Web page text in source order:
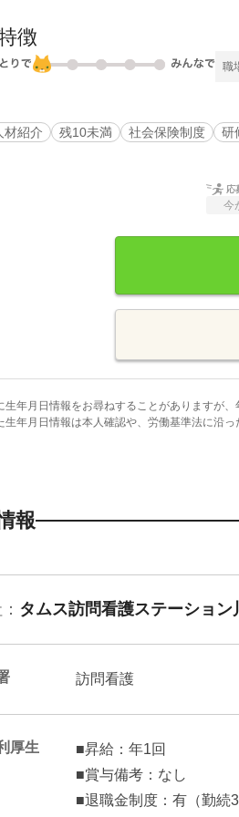
徴
職
材紹介 残10未満 社会保険制度 研
応
今
生年月日情報をお尋ねすることがありますが
生年月日情報は本人確認や、労働基準法に沿っ
報
タムス訪問看護ステーション
訪問看護
厚生
■昇給：年1回
■賞与備考：なし
■退職金制度：有（勤続3